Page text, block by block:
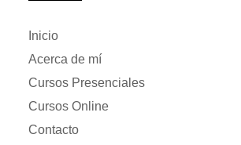
Inicio
Acerca de mí
Cursos Presenciales
Cursos Online
Contacto